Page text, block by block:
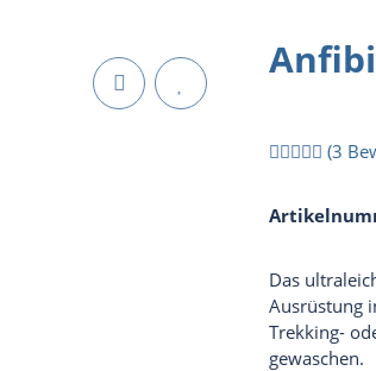
(3
Das
Ausrüstung
Trekking-
gewaschen.